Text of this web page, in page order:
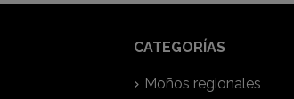
CATEGORÍAS
Moños regionales